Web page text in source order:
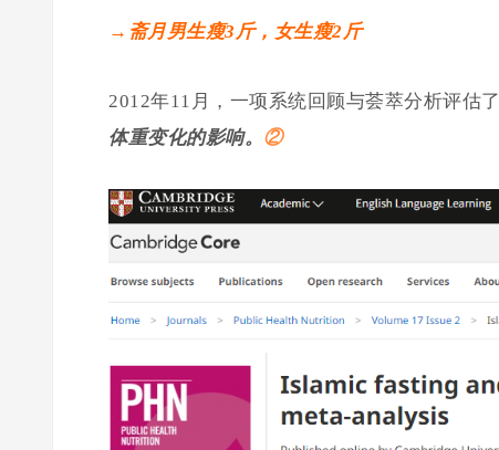
→斋月男生瘦3斤，女生瘦2斤
2012年11月，一项系统回顾与荟萃分析评估了
体重变化的影响。 ②